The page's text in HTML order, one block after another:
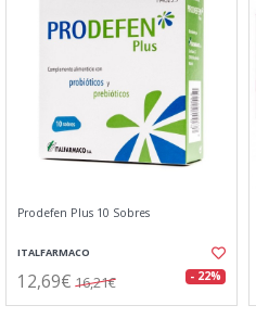
Prodefen Plus 10 Sobres
ITALFARMACO
12,69€ 16,21€ - 22%